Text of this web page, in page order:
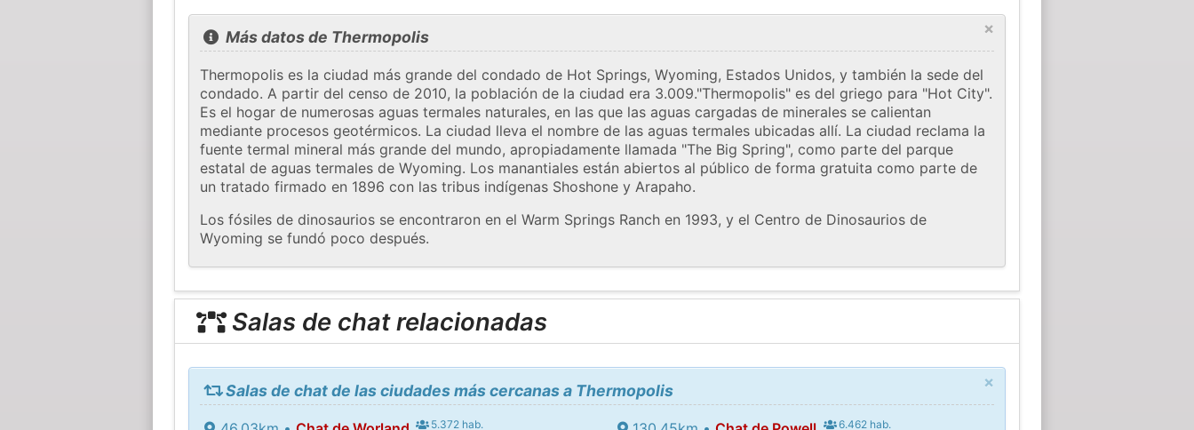
×
Más datos de Thermopolis
Thermopolis es la ciudad más grande del condado de Hot Springs, Wyoming, Estados Unidos, y también la sede del
condado. A partir del censo de 2010, la población de la ciudad era 3.009."Thermopolis" es del griego para "Hot City".
Es el hogar de numerosas aguas termales naturales, en las que las aguas cargadas de minerales se calientan
mediante procesos geotérmicos. La ciudad lleva el nombre de las aguas termales ubicadas allí. La ciudad reclama la
fuente termal mineral más grande del mundo, apropiadamente llamada "The Big Spring", como parte del parque
estatal de aguas termales de Wyoming. Los manantiales están abiertos al público de forma gratuita como parte de
un tratado firmado en 1896 con las tribus indígenas Shoshone y Arapaho.
Los fósiles de dinosaurios se encontraron en el Warm Springs Ranch en 1993, y el Centro de Dinosaurios de
Wyoming se fundó poco después.
Salas de chat relacionadas
×
Salas de chat de las ciudades más cercanas a Thermopolis
5.372 hab. 6.462 hab.